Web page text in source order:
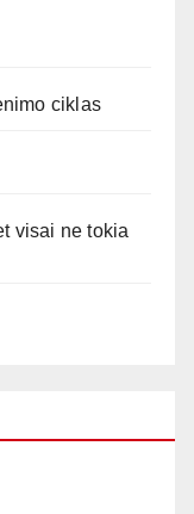
ciklas
visai ne tokia